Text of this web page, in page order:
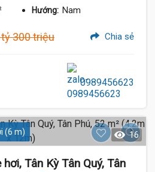
Hướng: Nam
300 triệu Chia sẻ
0989456623
(6 m) 16
Tân Kỳ Tân Quý, Tân